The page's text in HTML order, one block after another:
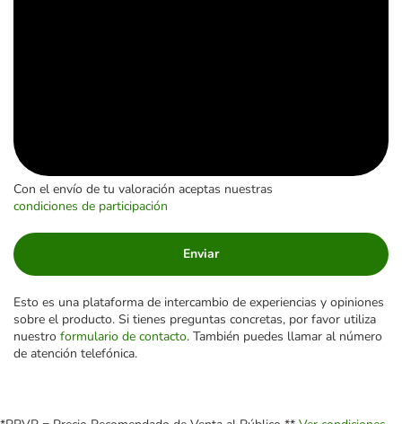
Con el envío de tu valoración aceptas nuestras
condiciones de participación
Enviar
Esto es una plataforma de intercambio de experiencias y opiniones
sobre el producto. Si tienes preguntas concretas, por favor utiliza
nuestro formulario de contacto. También puedes llamar al número
de atención telefónica.